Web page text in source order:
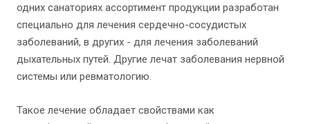
одних санаториях ассортимент продукции разработан
специально для лечения сердечно-сосудистых
заболеваний, в других - для лечения заболеваний
дыхательных путей. Другие лечат заболевания нервной
системы или ревматологию.
Такое лечение обладает свойствами как